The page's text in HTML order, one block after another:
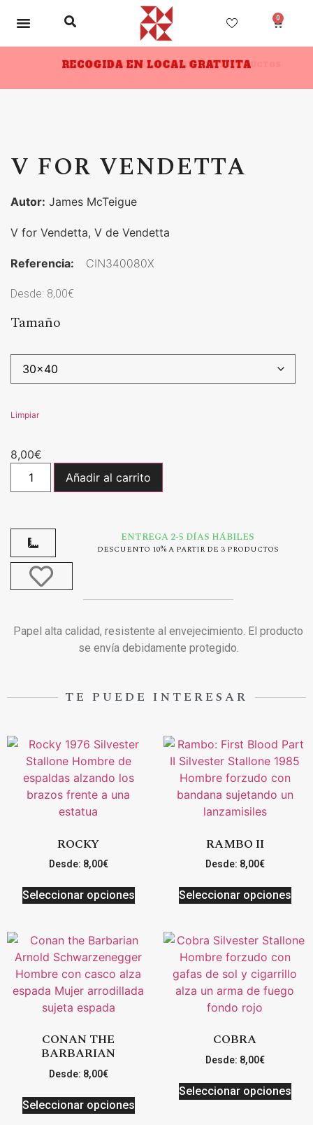
0
10% DESCUENTO A PARTIR DE 3 PRODUCTOS
RECOGIDA EN LOCAL GRATUITA
V FOR VENDETTA
Autor: James McTeigue
V for Vendetta, V de Vendetta
Referencia: CIN340080X
Desde: 8,00€
Tamaño
Limpiar
8,00€
Añadir al carrito
ENTREGA 2-5 DÍAS HÁBILES
DESCUENTO 10% A PARTIR DE 3 PRODUCTOS
Papel alta calidad, resistente al envejecimiento. El producto
se envía debidamente protegido.
TE PUEDE INTERESAR
ROCKY
Desde: 8,00€
Seleccionar opciones
RAMBO II
Desde: 8,00€
Seleccionar opciones
CONAN THE
BARBARIAN
Desde: 8,00€
Seleccionar opciones
COBRA
Desde: 8,00€
Seleccionar opciones